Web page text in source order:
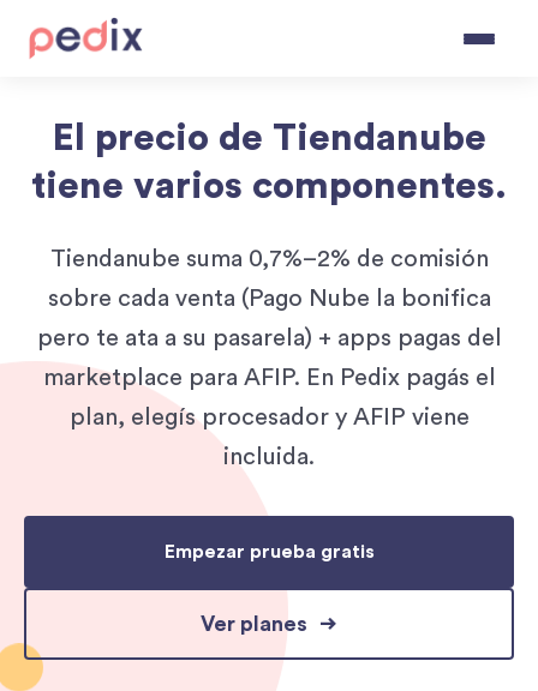
El precio de Tiendanube
tiene varios componentes.
Tiendanube suma 0,7%–2% de comisión
sobre cada venta (Pago Nube la bonifica
pero te ata a su pasarela) + apps pagas del
marketplace para AFIP. En Pedix pagás el
plan, elegís procesador y AFIP viene
incluida.
Empezar prueba gratis
Ver planes
Navigated to El precio de Tiendanube tiene varios componentes.